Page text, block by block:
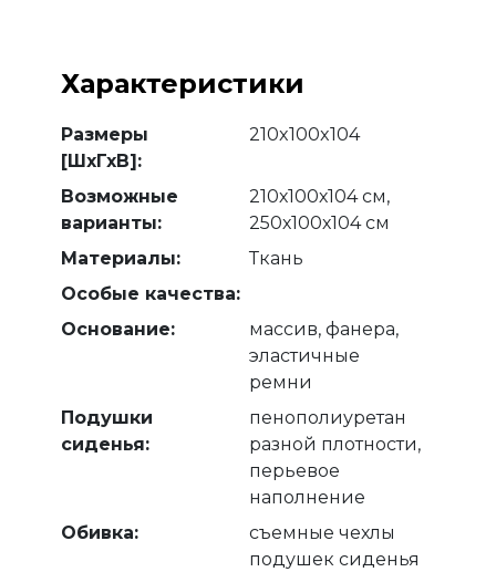
Характеристики
Размеры
[ШхГхВ]:
210x100x104
Возможные
варианты:
210х100х104 см,
250х100х104 см
Материалы:
Ткань
Особые качества:
Основание:
массив, фанера,
эластичные
ремни
Подушки
сиденья:
пенополиуретан
разной плотности,
перьевое
наполнение
Обивка:
съемные чехлы
подушек сиденья